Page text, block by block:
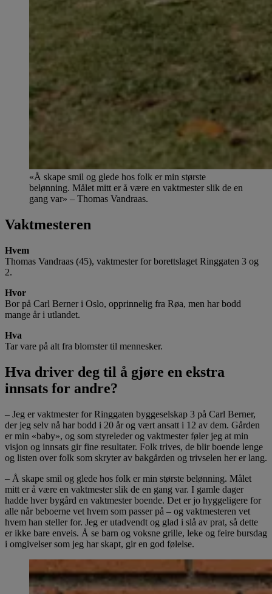
«Å skape smil og glede hos folk er min største
belønning. Målet mitt er å være en vaktmester slik de en
gang var» – Thomas Vandraas.
Vaktmesteren
Hvem
Thomas Vandraas (45), vaktmester for borettslaget Ringgaten 3 og
2.
Hvor
Bor på Carl Berner i Oslo, opprinnelig fra Røa, men har bodd
mange år i utlandet.
Hva
Tar vare på alt fra blomster til mennesker.
Hva driver deg til å gjøre en ekstra
innsats for andre?
– Jeg er vaktmester for Ringgaten byggeselskap 3 på Carl Berner,
der jeg selv nå har bodd i 20 år og vært ansatt i 12 av dem. Gården
er min «baby», og som styreleder og vaktmester føler jeg at min
visjon og innsats gir fine resultater. Folk trives, de blir boende lenge
og listen over folk som skryter av bakgården og trivselen her er lang.
– Å skape smil og glede hos folk er min største belønning. Målet
mitt er å være en vaktmester slik de en gang var. I gamle dager
hadde hver bygård en vaktmester boende. Det er jo hyggeligere for
alle når beboerne vet hvem som passer på – og vaktmesteren vet
hvem han steller for. Jeg er utadvendt og glad i slå av prat, så dette
er ikke bare enveis. Å se barn og voksne grille, leke og feire bursdag
i omgivelser som jeg har skapt, gir en god følelse.